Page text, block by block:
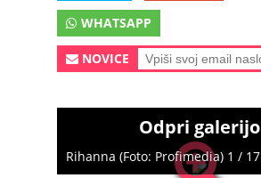
WHATSAPP
NOVICE
Odpri galerijo
Rihanna (Foto: Profimedia) 1 / 17